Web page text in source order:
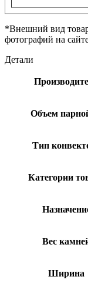
*Внешний вид
фотографий на
Детали
Объем
Тип
Категории
Вес
Ширина